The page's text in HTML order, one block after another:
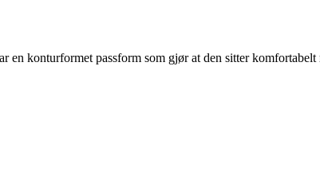
konturformet passform som gjør at den sitter komfortabelt